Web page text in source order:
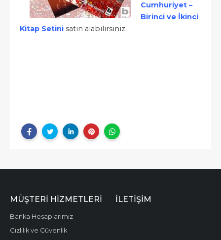
Cumhuriyet –
Birinci ve İkinci
Kitap Setini satın alabilirsiniz.
MÜŞTERI HIZMETLERI
Banka Hesaplarımız
Gizlilik ve Güvenlik
İLETIŞIM